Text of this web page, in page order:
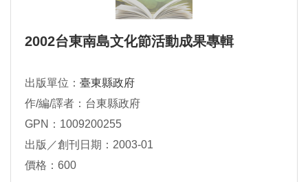
2002台東南島文化節活動成果專輯
出版單位： 臺東縣政府
作/編/譯者：台東縣政府
GPN：1009200255
出版／創刊日期：2003-01
價格：600